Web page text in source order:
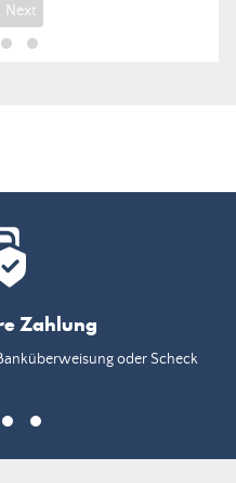
Next
Zahlung
oder Scheck